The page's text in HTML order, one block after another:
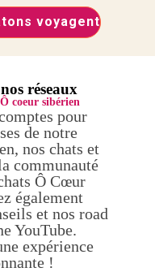
voyagent
réseaux
coeur sibérien
pour
de notre
nos chats et
communauté
Ô Cœur
également
et nos road
YouTube.
expérience
!